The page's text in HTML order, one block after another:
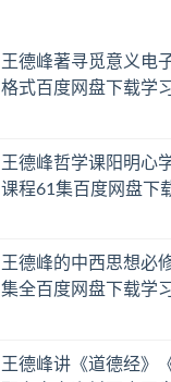
王德峰著寻觅意义电
格式百度网盘下载学
王德峰哲学课阳明心
课程61集百度网盘下
王德峰的中西思想必
集全百度网盘下载学
王德峰讲《道德经》